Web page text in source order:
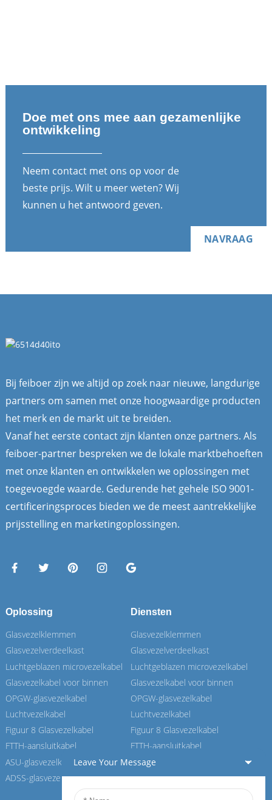
Doe met ons mee aan gezamenlijke
ontwikkeling
Neem contact met ons op voor de
beste prijs. Wilt u meer weten? Wij
kunnen u het antwoord geven.
NAVRAAG
Bij feiboer zijn we altijd op zoek naar nieuwe, langdurige
partners om samen met onze hoogwaardige producten
het merk en de markt uit te breiden.
Vanaf het eerste contact zijn klanten onze partners. Als
feiboer-partner bespreken we de lokale marktbehoeften
met onze klanten en ontwikkelen we oplossingen met
toegevoegde waarde. Gedurende het gehele ISO 9001-
certificeringsproces bieden we de meest aantrekkelijke
prijsstelling en marketingoplossingen.
Oplossing
Glasvezelklemmen
Glasvezelverdeelkast
Luchtgeblazen microvezelkabel
Glasvezelkabel voor binnen
OPGW-glasvezelkabel
Luchtvezelkabel
Figuur 8 Glasvezelkabel
FTTH-aansluitkabel
ASU-glasvezelkabel
ADSS-glasvezelkabel
Diensten
Glasvezelklemmen
Glasvezelverdeelkast
Luchtgeblazen microvezelkabel
Glasvezelkabel voor binnen
OPGW-glasvezelkabel
Luchtvezelkabel
Figuur 8 Glasvezelkabel
FTTH-aansluitkabel
ASU-glasvezelkabel
ADSS-glasvezelkabel
Leave Your Message